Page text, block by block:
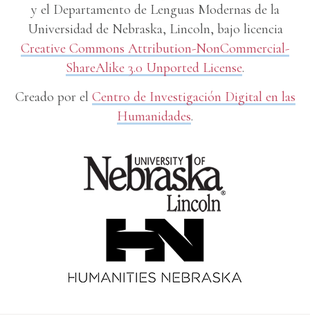
y el Departamento de Lenguas Modernas de la
Universidad de Nebraska, Lincoln, bajo licencia
Creative Commons Attribution-NonCommercial-
ShareAlike 3.0 Unported License.
Creado por el Centro de Investigación Digital en las
Humanidades.